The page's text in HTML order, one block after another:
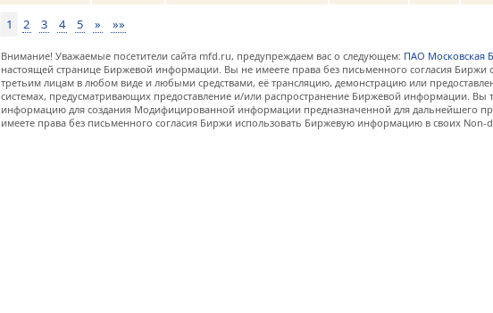
1 2 3 4 5 » »»
Внимание! Уважаемые посетители сайта mfd.ru, предупреждаем вас о следующем: ПАО Московская
настоящей странице Биржевой информации. Вы не имеете права без письменного согласия
третьим лицам в любом виде и любыми средствами, её трансляцию, демонстрацию или
системах, предусматривающих предоставление и/или распространение Биржевой информации.
информацию для создания Модифицированной информации предназначенной для дальнейшего
имеете права без письменного согласия Биржи использовать Биржевую информацию в своих Non-